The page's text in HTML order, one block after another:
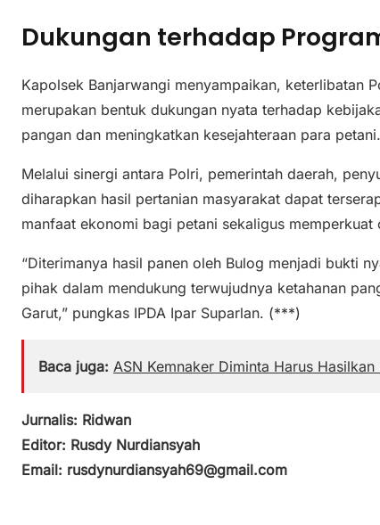
Dukungan terhadap
Kapolsek Banjarwangi menyampaikan, keterlibatan
merupakan bentuk dukungan nyata terhadap
pangan dan meningkatkan kesejahteraan para petani.
Melalui sinergi antara Polri, pemerintah daerah,
diharapkan hasil pertanian masyarakat dapat
manfaat ekonomi bagi petani sekaligus memperkuat
“Diterimanya hasil panen oleh Bulog menjadi bukti
pihak dalam mendukung terwujudnya ketahanan
Garut,” pungkas IPDA Ipar Suparlan. (***)
Baca juga: ASN Kemnaker Diminta Harus
Jurnalis: Ridwan
Editor: Rusdy Nurdiansyah
Email: rusdynurdiansyah69@gmail.com